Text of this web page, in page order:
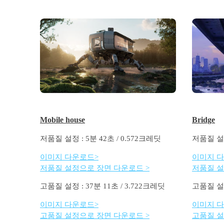
Mobile house
저품질 설정 : 5분 42초 / 0.572크레딧
이미지 다운로드>
저품질 설정으로 장면 다운로드 >
고품질 설정 : 37분 11초 / 3.722크레딧
이미지 다운로드>
고품질 설정으로 장면 다운로드 >
Bridge
저품질
이미지
저품질
고품질
이미지
고품질